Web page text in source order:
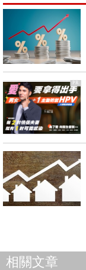
PR
相關文章